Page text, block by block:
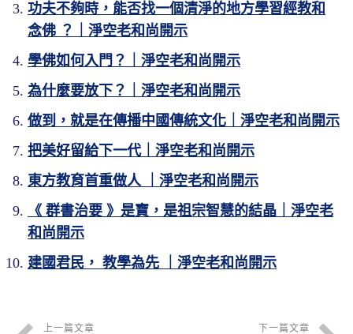
功夫不夠時，能否找一個清淨的地方學習經教和
念佛 ？｜淨空老和尚開示
學佛如何入門？｜淨空老和尚開示
為什麼要放下？｜淨空老和尚開示
做到，就是在傳播中國傳統文化｜淨空老和尚開示
把美好留給下一代｜淨空老和尚開示
東方教育首重做人 ｜淨空老和尚開示
《 群書治要 》是寶，是祖宗智慧的結晶｜淨空老
和尚開示
建國君民， 教學為先 ｜淨空老和尚開示
上一篇文章 下一篇文章